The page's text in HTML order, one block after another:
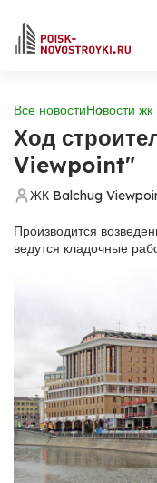
Все новостиНовости
Ход
Viewpoint"
ЖК Balchug
Производится
ведутся кладочные